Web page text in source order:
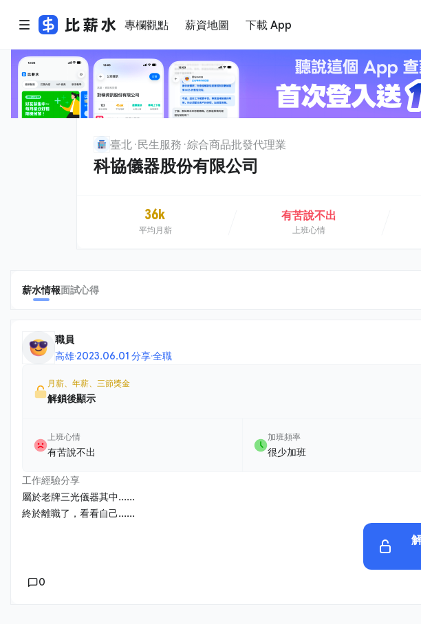
專欄觀點 薪資地圖 下載 App
臺北 民生服務 綜合商品批發代理業
科協儀器股份有限公司
36k
平均月薪
有苦說不出
上班心情
薪水情報面試心得
職員
高雄·2023.06.01 分享·全職
月薪、年薪、三節獎金
解鎖後顯示
上班心情
有苦說不出
加班頻率
很少加班
工作經驗分享
屬於老牌三光儀器其中......
終於離職了，看看自己......
0